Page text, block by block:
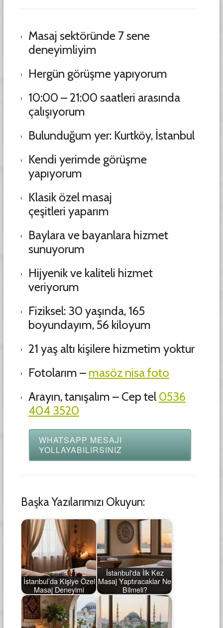
Masaj sektöründe 7 sene
deneyimliyim
Hergün görüşme yapıyorum
10:00 – 21:00 saatleri arasında
çalışıyorum
Bulunduğum yer: Kurtköy, İstanbul
Kendi yerimde görüşme
yapıyorum
Klasik özel masaj
çeşitleri yaparım
Baylara ve bayanlara hizmet
sunuyorum
Hijyenik ve kaliteli hizmet
veriyorum
Fiziksel: 30 yaşında, 165
boyundayım, 56 kiloyum
21 yaş altı kişilere hizmetim yoktur
Fotolarım – masöz nisa foto
Arayın, tanışalım – Cep tel 0536
404 3520
WHATSAPP MESAJI
YOLLAYABILIRSINIZ
Başka Yazılarımızı Okuyun:
İstanbul’da Kişiye Özel
Masaj Deneyimi
İstanbul'da İlk Kez
Masaj Yaptıracaklar Ne
Bilmeli?